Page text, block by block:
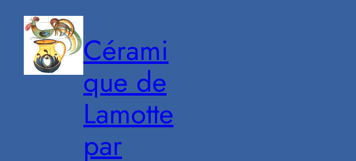
contenu
Cérami
que de
Lamotte
par